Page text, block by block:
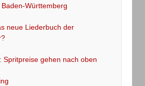
Württemberg
neue Liederbuch der
Spritpreise gehen nach oben